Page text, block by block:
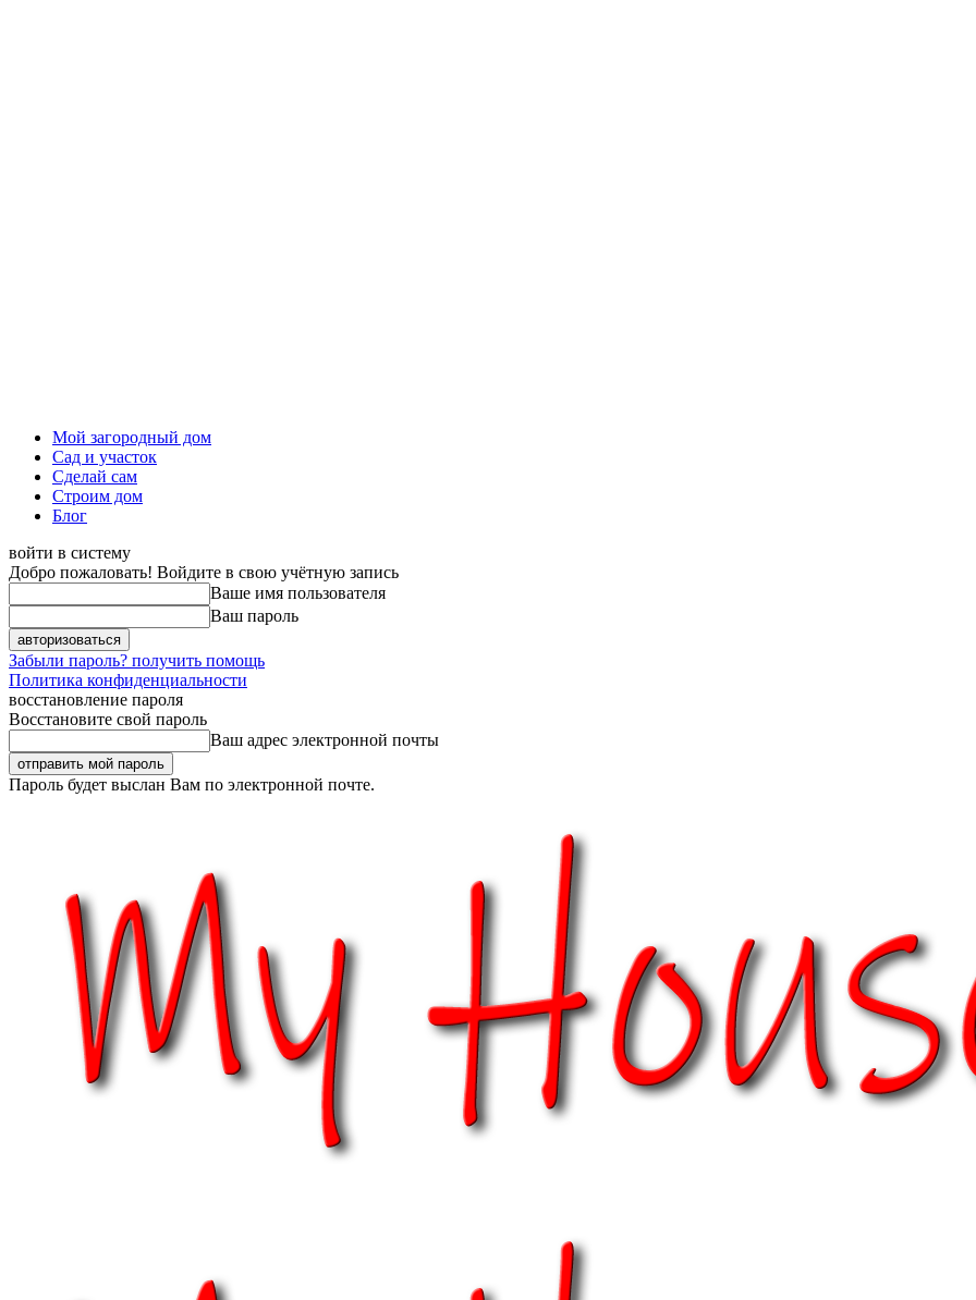
Мой загородный дом
Сад и участок
Сделай сам
Строим дом
Блог
войти в систему
Добро пожаловать! Войдите в свою учётную запись
Ваше имя пользователя
Ваш пароль
Забыли пароль? получить помощь
Политика конфиденциальности
восстановление пароля
Восстановите свой пароль
Ваш адрес электронной почты
Пароль будет выслан Вам по электронной почте.